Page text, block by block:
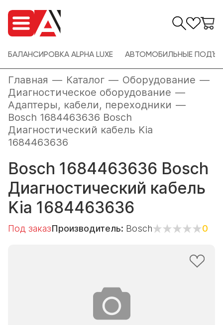
БАЛАНСИРОВКА ALPHA LUXE АВТОМОБИЛЬНЫЕ
Главная — Каталог — Оборудование —
Диагностическое оборудование —
Адаптеры, кабели, переходники —
Bosch 1684463636 Bosch
Диагностический кабель Kia
1684463636
Bosch 1684463636 Bosch
Диагностический кабель
Kia 1684463636
Под заказПроизводитель: Bosch 0